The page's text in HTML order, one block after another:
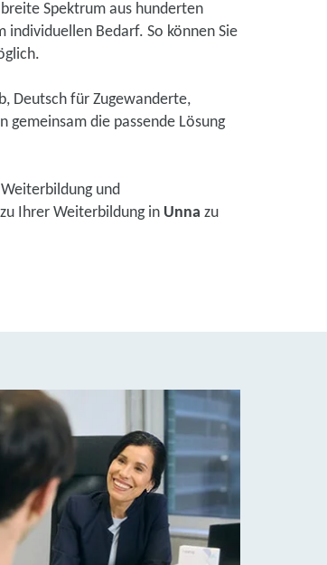
breite Spektrum aus hunderten
Bedarf. So können Sie
Deutsch für Zugewanderte,
gemeinsam die passende Lösung
und
Ihrer Weiterbildung in Unna zu